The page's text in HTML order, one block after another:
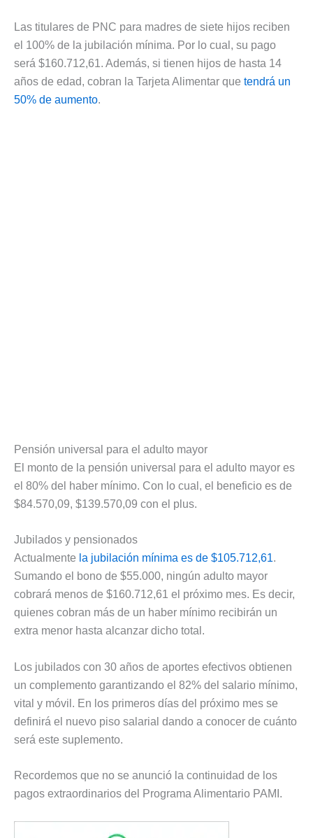
Las titulares de PNC para madres de siete hijos reciben
el 100% de la jubilación mínima. Por lo cual, su pago
será $160.712,61. Además, si tienen hijos de hasta 14
años de edad, cobran la Tarjeta Alimentar que tendrá un
50% de aumento.
Pensión universal para el adulto mayor
El monto de la pensión universal para el adulto mayor es
el 80% del haber mínimo. Con lo cual, el beneficio es de
$84.570,09, $139.570,09 con el plus.
Jubilados y pensionados
Actualmente la jubilación mínima es de $105.712,61.
Sumando el bono de $55.000, ningún adulto mayor
cobrará menos de $160.712,61 el próximo mes. Es decir,
quienes cobran más de un haber mínimo recibirán un
extra menor hasta alcanzar dicho total.
Los jubilados con 30 años de aportes efectivos obtienen
un complemento garantizando el 82% del salario mínimo,
vital y móvil. En los primeros días del próximo mes se
definirá el nuevo piso salarial dando a conocer de cuánto
será este suplemento.
Recordemos que no se anunció la continuidad de los
pagos extraordinarios del Programa Alimentario PAMI.